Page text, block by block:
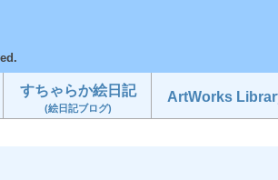
すちゃらか絵日記
(絵日記ブログ)
ArtWorks